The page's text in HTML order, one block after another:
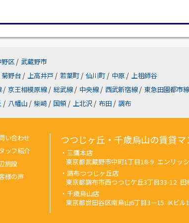
野区 / 武蔵野市
菊野台 / 上高井戸 / 若葉町 / 仙川町 / 中原 / 上祖師谷
/ 京王相模原線 / 総武線 / 中央線 / 西武新宿線 / 東急田園都市線
/ 八幡山 / 柴崎 / 国領 / 上北沢 / 布田 / 調布
い合わせ
ッフ紹介
施設
様の声
つつじヶ丘・千歳烏山の賃貸
・三鷹本店
東京都武蔵野市中町1丁目18-9 エンリッ
・調布つつじヶ丘店
東京都調布市西つつじケ丘3丁目33-12
・千歳烏山店
東京都世田谷区南烏山6丁目3－15 iKビ